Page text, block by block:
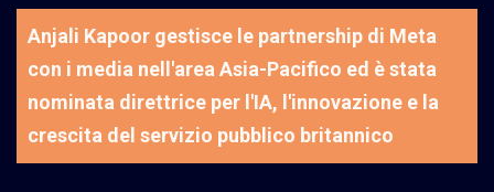
Anjali Kapoor gestisce le partnership di Meta
con i media nell'area Asia-Pacifico ed è stata
nominata direttrice per l'IA, l'innovazione e la
crescita del servizio pubblico britannico